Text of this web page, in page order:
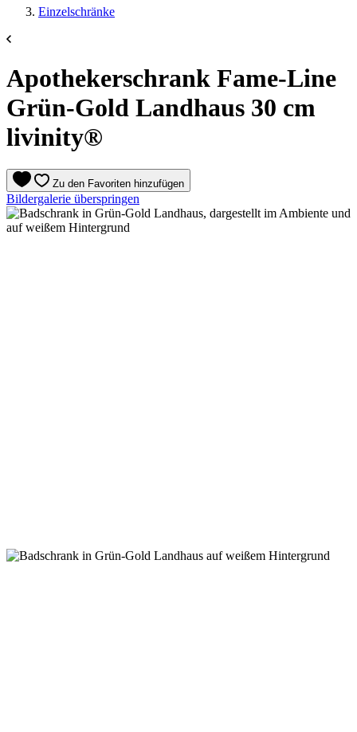
Einzelschränke
Apothekerschrank Fame-Line
Grün-Gold Landhaus 30 cm
livinity®
Zu den Favoriten hinzufügen
Bildergalerie überspringen